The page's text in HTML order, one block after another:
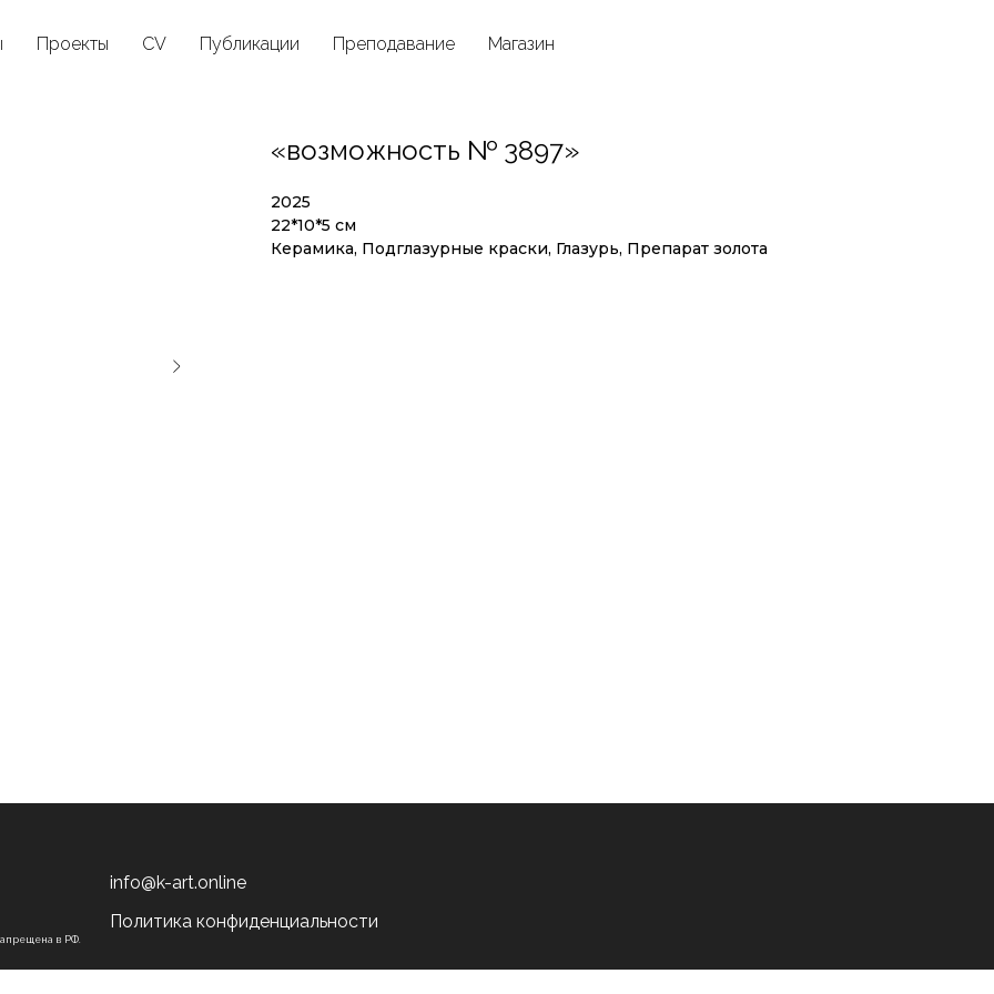
Проекты CV Публикации Преподавание Магазин
«возможность № 3897»
2025
22*10*5 см
Керамика, Подглазурные краски, Глазурь, Препарат золота
в РФ.
info@k-art.online
Политика конфиденциальности